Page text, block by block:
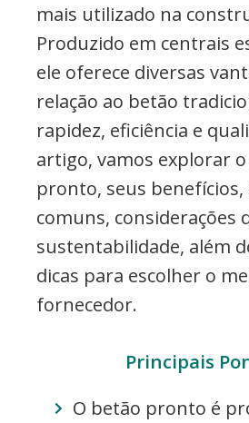
mais utilizado na
Produzido em centrais
ele oferece diversas
relação ao betão
rapidez, eficiência e
artigo, vamos explorar
pronto, seus benefícios,
comuns, considerações
sustentabilidade, além
dicas para escolher o
fornecedor.
Principais
O betão pronto é